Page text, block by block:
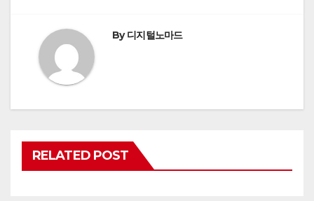
By디지털노마드
RELATED POST